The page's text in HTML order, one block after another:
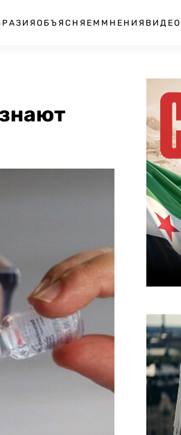
ОБЪЯСНЯЕМ МНЕНИЯ ВИДЕО